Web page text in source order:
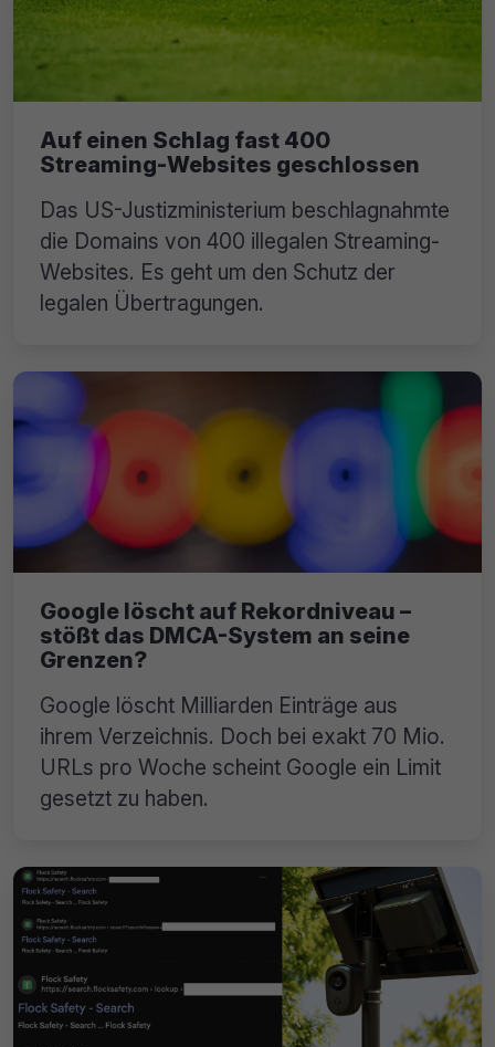
Auf einen Schlag fast 400
Streaming-Websites geschlossen
Das US-Justizministerium beschlagnahmte
die Domains von 400 illegalen Streaming-
Websites. Es geht um den Schutz der
legalen Übertragungen.
Google löscht auf Rekordniveau –
stößt das DMCA-System an seine
Grenzen?
Google löscht Milliarden Einträge aus
ihrem Verzeichnis. Doch bei exakt 70 Mio.
URLs pro Woche scheint Google ein Limit
gesetzt zu haben.